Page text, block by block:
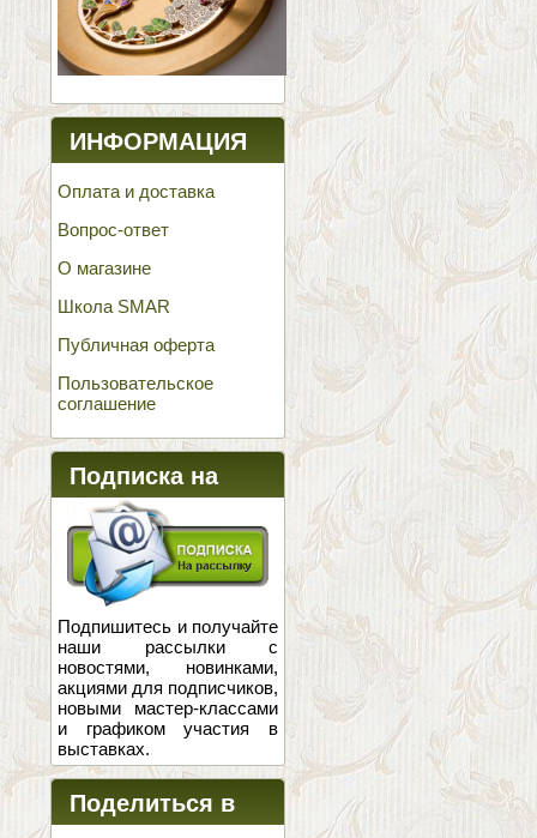
ИНФОРМАЦИЯ
Оплата и доставка
Вопрос-ответ
О магазине
Школа SMAR
Публичная оферта
Пользовательское
соглашение
Подписка на
новости
Подпишитесь и получайте
наши рассылки с
новостями, новинками,
акциями для подписчиков,
новыми мастер-классами
и графиком участия в
выставках.
Поделиться в